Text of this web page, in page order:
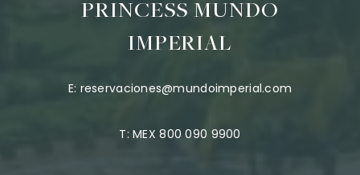
PRINCESS MUNDO
IMPERIAL
E: reservaciones@mundoimperial.com
T:MEX 800 090 9900